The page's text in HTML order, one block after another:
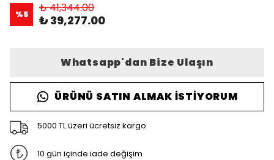
%5 ₺ 41,344.00
₺ 39,277.00
Whatsapp'dan Bize Ulaşın
ÜRÜNÜ SATIN ALMAK İSTIYORUM
5000 TL üzeri ücretsiz kargo
10 gün içinde iade değişim